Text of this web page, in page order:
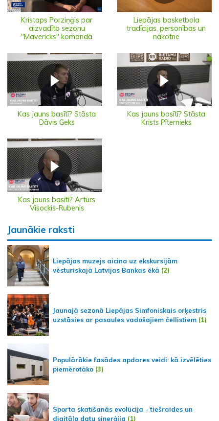
Kristaps Porziņģis par
aizvadīto sezonu
"Mavericks" komandā
Liepājas basketbola
tradīcijas, personības un
nākotne
Kas jauns basītī? Stāsta
Dāvis Geks
Kas jauns basītī? Stāsta
Krists Pīternieks
Kas jauns basītī? Artūrs
Visockis-Rubenis
Jaunākie raksti
Liepājas muzejs aicina uz ekskursijām
vēsturiskajā Latvijas Bankas ēkā (2)
Jaunajā sezonā Liepājas Simfoniskais orķestris
uzstāsies ar pasaules vadošajiem čellistiem (1)
Populārākie fasādes apdares veidi: kā izvēlēties
piemērotāko (3)
Sporta skatīšanās evolūcija - tiešraides un
digitālo datu sinerģija (1)